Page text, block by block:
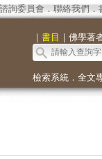
諮詢委員會． 聯絡我們 ．
｜ 書目 ｜ 佛學著
檢索系統． 全文